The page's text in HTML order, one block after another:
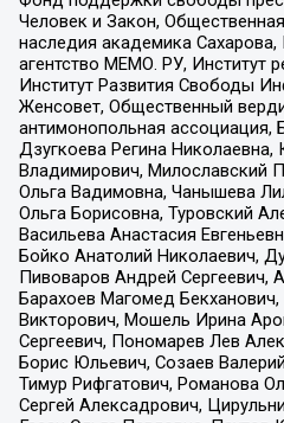
Человек и Закон,
наследия академика
агентство МЕМО. РУ, Институт
Институт Развития Свободы
Женсовет, Общественный
антимонопольная ассоциация,
Дзугкоева Регина Николаевна,
Владимирович, Милославский
Ольга Вадимовна, Чанышева
Ольга Борисовна, Туровский
Васильева Анастасия
Бойко Анатолий Николаевич,
Пивоваров Андрей Сергеевич,
Барахоев Магомед
Викторович, Мошель Ирина
Сергеевич, Пономарев Лев
Борис Юльевич, Созаев
Тимур Рифгатович, Романова
Сергей Алексадрович,